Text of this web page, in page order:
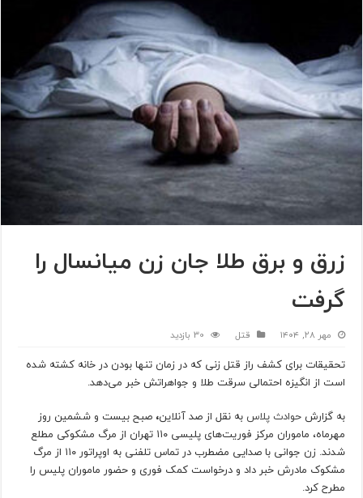
زرق و برق طلا جان زن میانسال را
گرفت
مهر ۲۸, ۱۴۰۴ قتل 30 بازدید
تحقیقات برای کشف راز قتل زنی که در زمان تنها بودن در خانه کشته شده
است از انگیزه احتمالی سرقت طلا و جواهراتش خبر می‌دهد.
به گزارشحوادث پلاس به نقل ازصد آنلاین،صبح بیست و ششمین روز
مهرماه، ماموران مرکز فوریت‌های پلیسی ۱۱۰ تهران از مرگ مشکوکی مطلع
شدند. زن جوانی با صدایی مضطرب در تماس تلفنی به اوپراتور ۱۱۰ از مرگ
مشکوک مادرش خبر داد و درخواست کمک فوری و حضور ماموران پلیس را
مطرح کرد.